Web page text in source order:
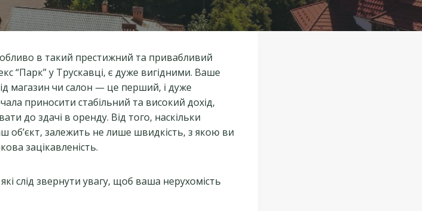
в такий престижний та привабливий
“Парк” у Трускавці, є дуже вигідними. Ваше
магазин чи салон — це перший, і дуже
приносити стабільний та високий дохід,
до здачі в оренду. Від того, наскільки
об’єкт, залежить не лише швидкість, з якою ви
зацікавленість.
слід звернути увагу, щоб ваша нерухомість